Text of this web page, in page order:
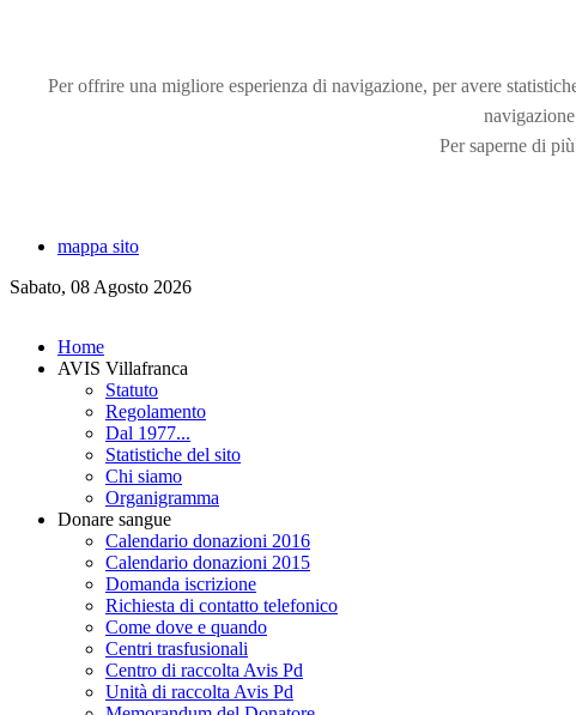
Per offrire una migliore esperienza di navigazione, per avere
navigazione
Per saperne di
mappa sito
Sabato, 08 Agosto 2026
Home
AVIS Villafranca
Statuto
Regolamento
Dal 1977...
Statistiche del sito
Chi siamo
Organigramma
Donare sangue
Calendario donazioni 2016
Calendario donazioni 2015
Domanda iscrizione
Richiesta di contatto telefonico
Come dove e quando
Centri trasfusionali
Centro di raccolta Avis Pd
Unità di raccolta Avis Pd